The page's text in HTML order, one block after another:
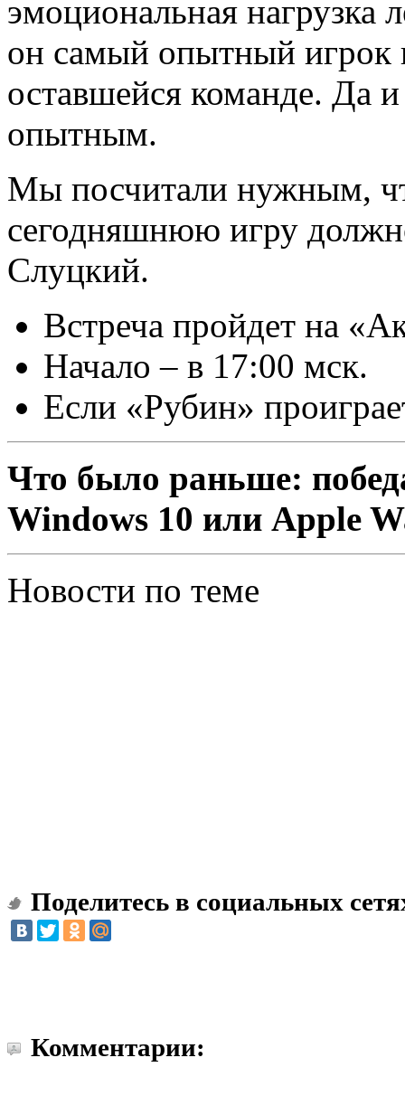
эмоциональная нагрузка
он самый опытный игрок
оставшейся команде. Да
опытным.
Мы посчитали нужным,
сегодняшнюю игру
Слуцкий.
Встреча пройдет на
Начало – в 17:00 мск.
Если «Рубин»
Что было раньше:
Windows 10 или Apple
Новости по теме
Поделитесь в социальных
Комментарии: